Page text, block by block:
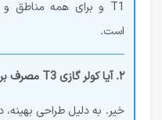
است.
۲. آیا کولر گازی T3 مصرف برق بیشتری دارد؟
خیر. به دلیل طراحی بهینه،